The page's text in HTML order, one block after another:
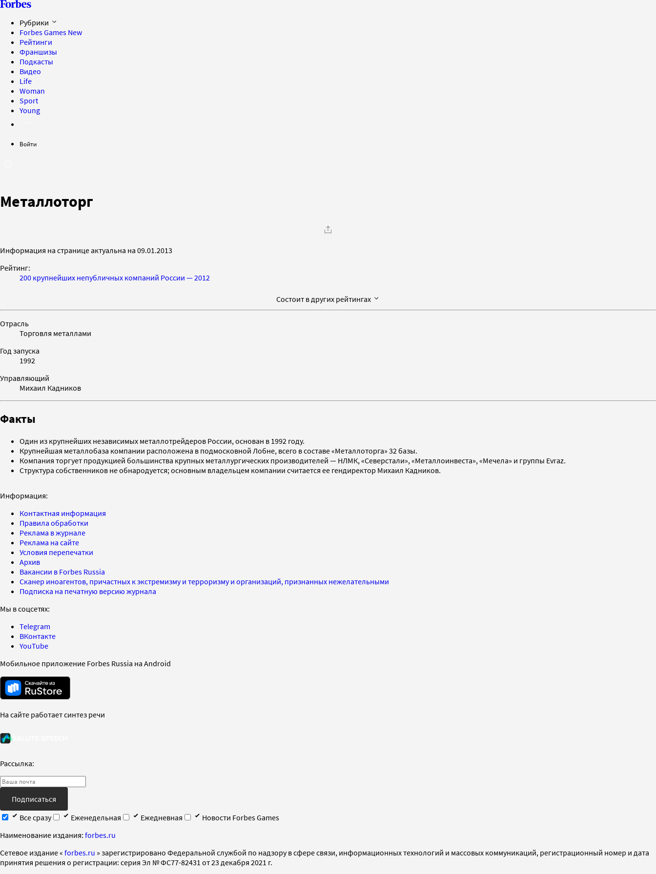
Рубрики
Forbes Games New
Рейтинги
Франшизы
Подкасты
Видео
Life
Woman
Sport
Young
Войти
Металлоторг
Информация на странице актуальна на 09.01.2013
Рейтинг:
200 крупнейших непубличных компаний России — 2012
Состоит в других рейтингах
Отрасль
Торговля металлами
Год запуска
1992
Управляющий
Михаил Кадников
Факты
Один из крупнейших независимых металлотрейдеров России, основан в 1992 году.
Крупнейшая металлобаза компании расположена в подмосковной Лобне, всего в составе «Металлоторга» 32 базы.
Компания торгует продукцией большинства крупных металлургических производителей — НЛМК, «Северстали», «Металлоинвеста», «Мечела» и группы Evraz.
Структура собственников не обнародуется; основным владельцем компании считается ее гендиректор Михаил Кадников.
Информация:
Контактная информация
Правила обработки
Реклама в журнале
Реклама на сайте
Условия перепечатки
Архив
Вакансии в Forbes Russia
Сканер иноагентов, причастных к экстремизму и терроризму и организаций, признанных нежелательными
Подписка на печатную версию журнала
Мы в соцсетях:
Telegram
ВКонтакте
YouTube
Мобильное приложение Forbes Russia на Android
На сайте работает синтез речи
Рассылка:
Подписаться
Все сразу
Еженедельная Ежедневная
Новости Forbes Games
Наименование издания: forbes.ru
Cетевое издание « forbes.ru » зарегистрировано Федеральной службой по надзору в сфере связи, информационных технологий и массовых коммуникаций, регистрационный номер и дата
принятия решения о регистрации: серия Эл № ФС77-82431 от 23 декабря 2021 г.